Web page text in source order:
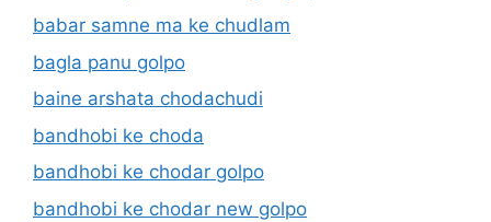
babar samne ma ke chudlam
bagla panu golpo
baine arshata chodachudi
bandhobi ke choda
bandhobi ke chodar golpo
bandhobi ke chodar new golpo